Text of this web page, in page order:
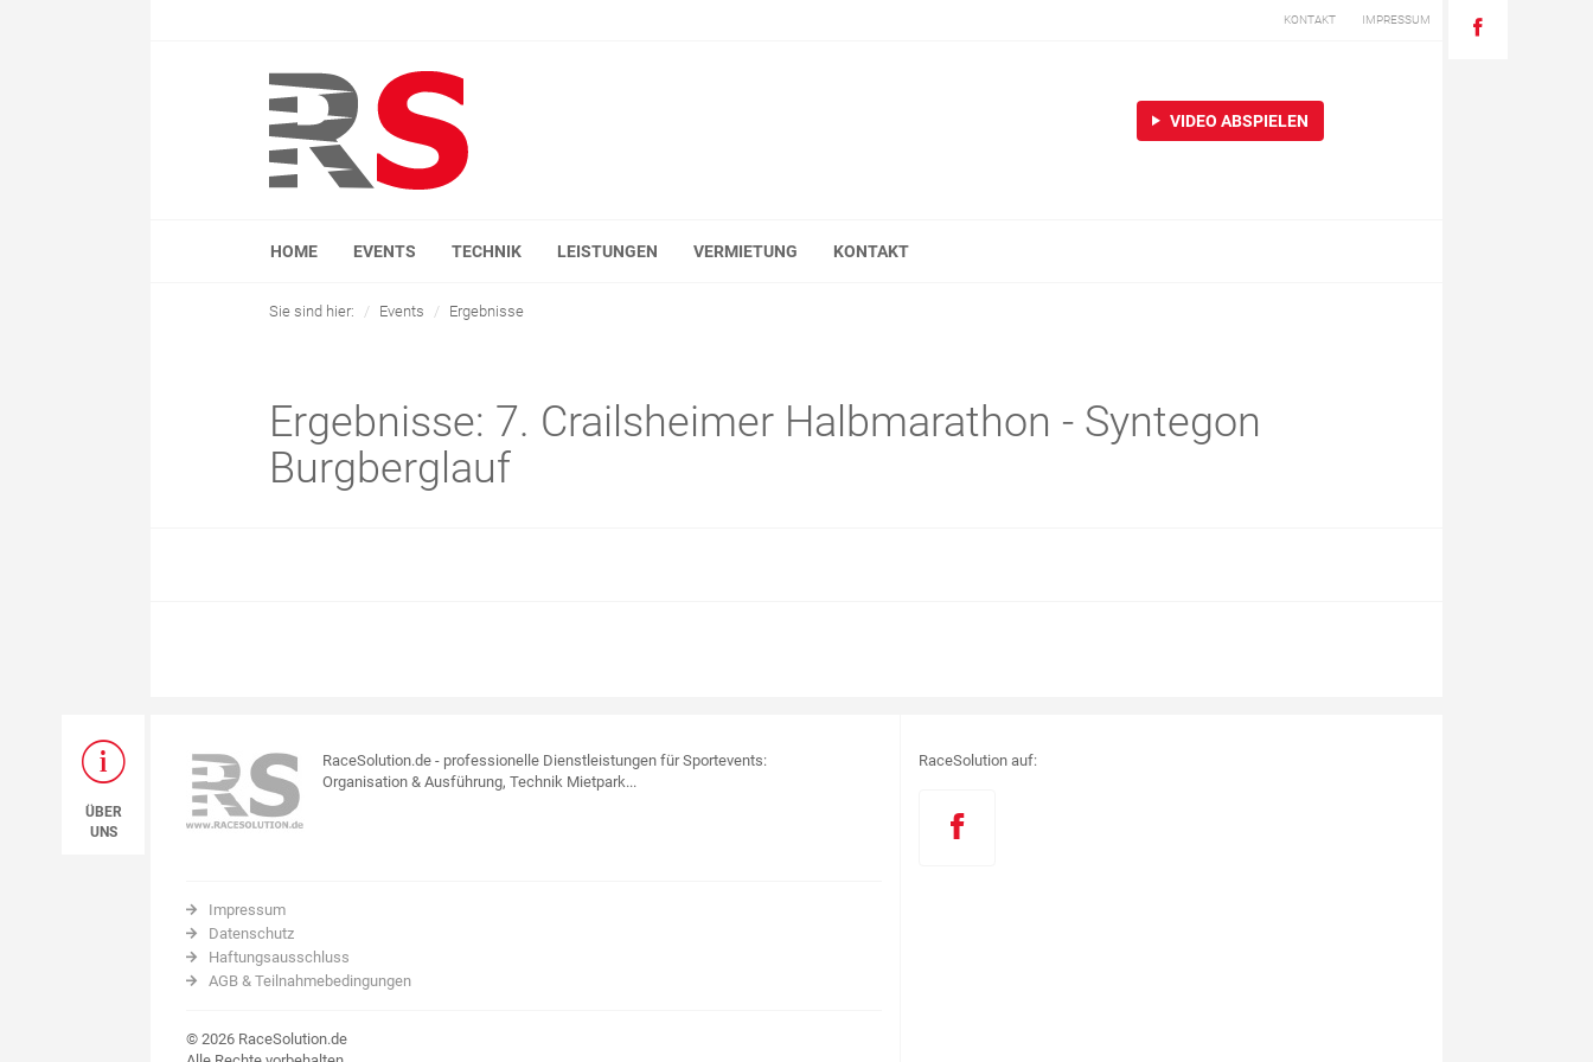
KONTAKT IMPRESSUM
VIDEO ABSPIELEN
HOME EVENTS TECHNIK LEISTUNGEN VERMIETUNG KONTAKT
Sie sind hier: Events Ergebnisse
Ergebnisse: 7. Crailsheimer Halbmarathon - Syntegon
Burgberglauf
ÜBER
UNS
RaceSolution.de - professionelle Dienstleistungen für Sportevents:
Organisation & Ausführung, Technik Mietpark...
Impressum
Datenschutz
Haftungsausschluss
AGB & Teilnahmebedingungen
© 2026 RaceSolution.de
RaceSolution auf: